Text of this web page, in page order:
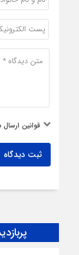
قوانین ارسال
ثبت دیدگاه